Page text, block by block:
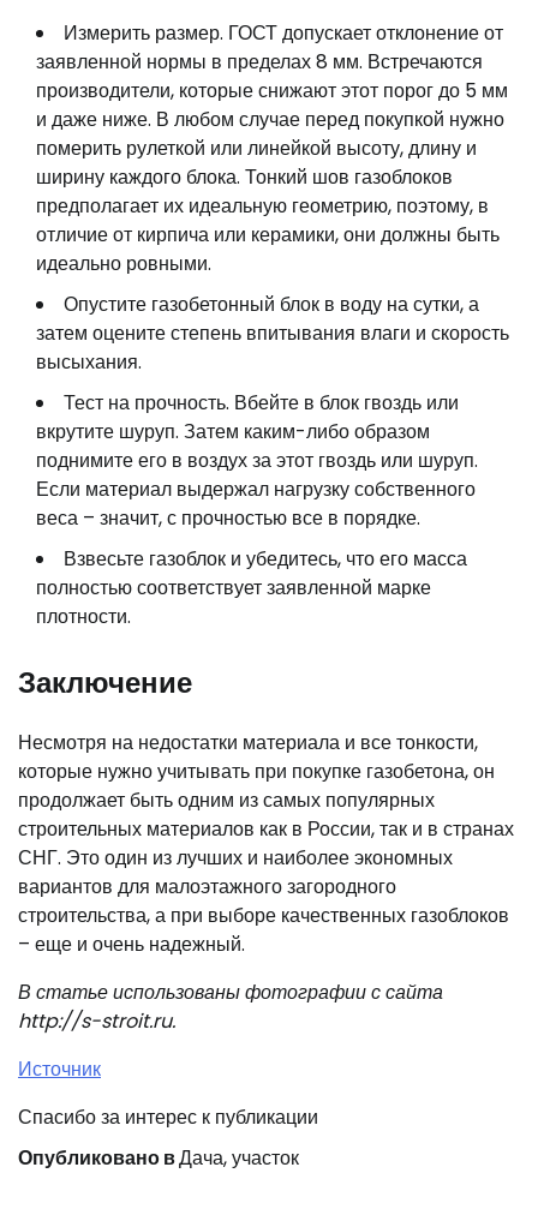
Измерить размер. ГОСТ допускает отклонение от
заявленной нормы в пределах 8 мм. Встречаются
производители, которые снижают этот порог до 5 мм
и даже ниже. В любом случае перед покупкой нужно
померить рулеткой или линейкой высоту, длину и
ширину каждого блока. Тонкий шов газоблоков
предполагает их идеальную геометрию, поэтому, в
отличие от кирпича или керамики, они должны быть
идеально ровными.
Опустите газобетонный блок в воду на сутки, а
затем оцените степень впитывания влаги и скорость
высыхания.
Тест на прочность. Вбейте в блок гвоздь или
вкрутите шуруп. Затем каким-либо образом
поднимите его в воздух за этот гвоздь или шуруп.
Если материал выдержал нагрузку собственного
веса – значит, с прочностью все в порядке.
Взвесьте газоблок и убедитесь, что его масса
полностью соответствует заявленной марке
плотности.
Заключение
Несмотря на недостатки материала и все тонкости,
которые нужно учитывать при покупке газобетона, он
продолжает быть одним из самых популярных
строительных материалов как в России, так и в странах
СНГ. Это один из лучших и наиболее экономных
вариантов для малоэтажного загородного
строительства, а при выборе качественных газоблоков
– еще и очень надежный.
В статье использованы фотографии с сайта
http://s-stroit.ru.
Источник
Спасибо за интерес к публикации
Опубликовано вДача, участок